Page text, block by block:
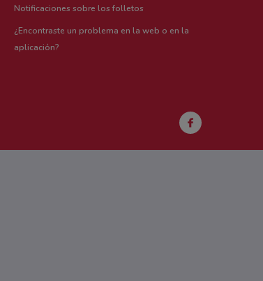
Notificaciones sobre los folletos
¿Encontraste un problema en la web o en la
aplicación?